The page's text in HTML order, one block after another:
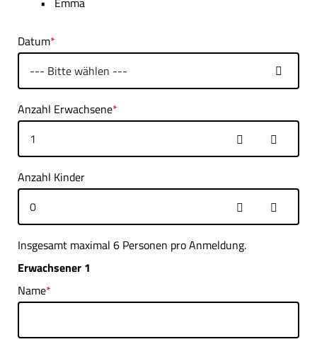
Datum*
Anzahl Erwachsene*
Anzahl Kinder
Insgesamt maximal 6 Personen pro Anmeldung.
Erwachsener 1
Name*